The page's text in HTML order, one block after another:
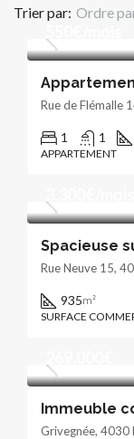
Trier par: Ordre
Rue de Flémalle
1 1
APPARTEMENT
Rue Neuve 15,
935m²
SURFACE
Immeuble
Grivegnée, 4030